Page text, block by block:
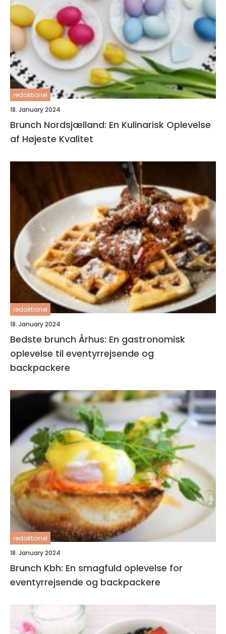
redaktionel
18. January 2024
Brunch Nordsjælland: En Kulinarisk Oplevelse
af Højeste Kvalitet
redaktionel
18. January 2024
Bedste brunch Århus: En gastronomisk
oplevelse til eventyrrejsende og
backpackere
redaktionel
18. January 2024
Brunch Kbh: En smagfuld oplevelse for
eventyrrejsende og backpackere